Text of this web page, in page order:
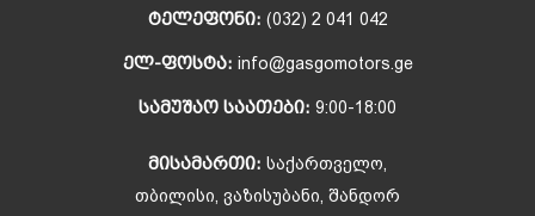
ᲢᲔᲚᲔᲤᲝᲜᲘ: (032) 2 041 042
ᲔᲚ-ᲤᲝᲡᲢᲐ: info@gasgomotors.ge
ᲡᲐᲛᲣᲨᲐᲝ ᲡᲐᲐᲗᲔᲑᲘ: 9:00-18:00
ᲛᲘᲡᲐᲛᲐᲠᲗᲘ: საქართველო,
თბილისი, ვაზისუბანი, შანდორ